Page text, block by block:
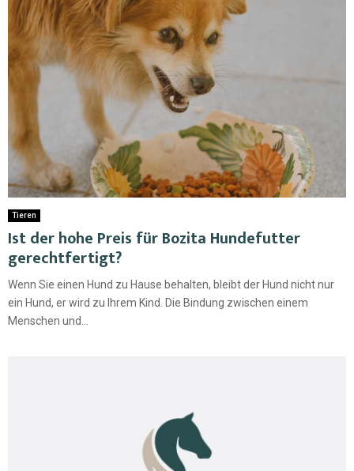
Tieren
Ist der hohe Preis für Bozita Hundefutter
gerechtfertigt?
Wenn Sie einen Hund zu Hause behalten, bleibt der Hund nicht nur
ein Hund, er wird zu Ihrem Kind. Die Bindung zwischen einem
Menschen und...